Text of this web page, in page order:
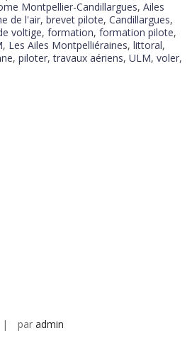
Montpellier-Candillargues, Ailes
de l'air, brevet pilote, Candillargues,
voltige, formation, formation pilote,
, Les Ailes Montpelliéraines, littoral,
, piloter,travaux aériens, ULM, voler,
par admin